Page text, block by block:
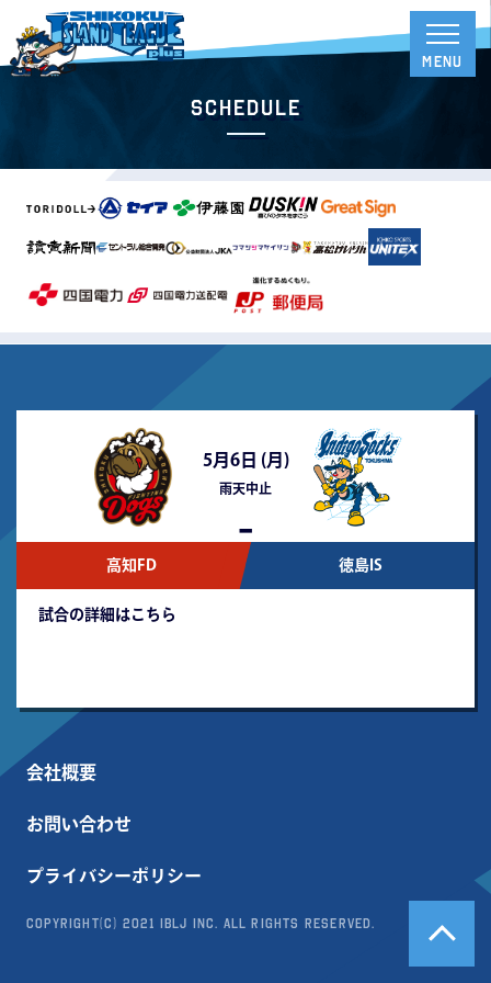
Schedule
5月6日 (月 )
雨天中止
-
高知FD 徳島IS
試合の詳細はこちら
会社概要
お問い合わせ
プライバシーポリシー
Copyright(c) 2021 IBLJ Inc. All Rights Reserved.